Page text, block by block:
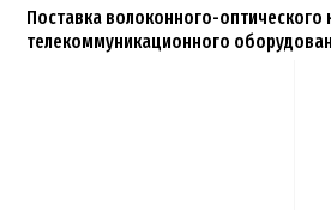
ПерейтиПоставка волоконного-оптического
телекоммуникационного